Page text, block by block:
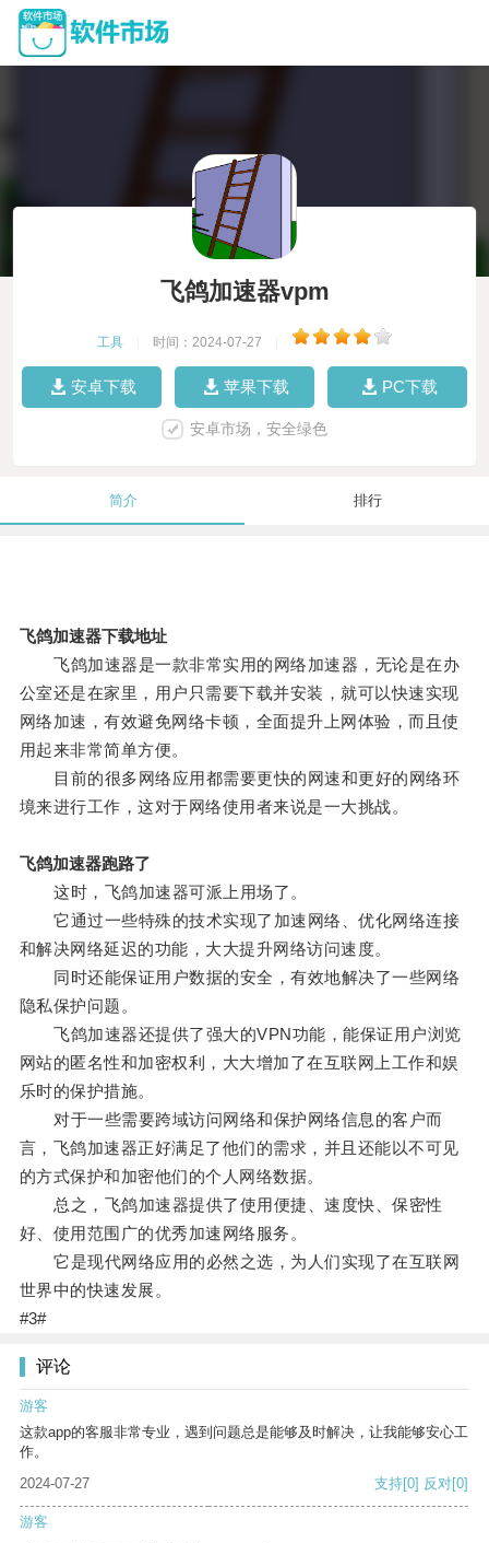
飞鸽加速器vpm
工具 时间：2024-07-27
安卓下载 苹果下载 PC下载
安卓市场，安全绿色
简介 排行
飞鸽加速器下载地址
飞鸽加速器是一款非常实用的网络加速器，无论是在办
公室还是在家里，用户只需要下载并安装，就可以快速实现
网络加速，有效避免网络卡顿，全面提升上网体验，而且使
用起来非常简单方便。
目前的很多网络应用都需要更快的网速和更好的网络环
境来进行工作，这对于网络使用者来说是一大挑战。
飞鸽加速器跑路了
这时，飞鸽加速器可派上用场了。
它通过一些特殊的技术实现了加速网络、优化网络连接
和解决网络延迟的功能，大大提升网络访问速度。
同时还能保证用户数据的安全，有效地解决了一些网络
隐私保护问题。
飞鸽加速器还提供了强大的VPN功能，能保证用户浏览
网站的匿名性和加密权利，大大增加了在互联网上工作和娱
乐时的保护措施。
对于一些需要跨域访问网络和保护网络信息的客户而
言，飞鸽加速器正好满足了他们的需求，并且还能以不可见
的方式保护和加密他们的个人网络数据。
总之，飞鸽加速器提供了使用便捷、速度快、保密性
好、使用范围广的优秀加速网络服务。
它是现代网络应用的必然之选，为人们实现了在互联网
世界中的快速发展。
#3#
评论
游客
这款app的客服非常专业，遇到问题总是能够及时解决，让我能够安心工
作。
2024-07-27
支持[0] 反对[0]
游客